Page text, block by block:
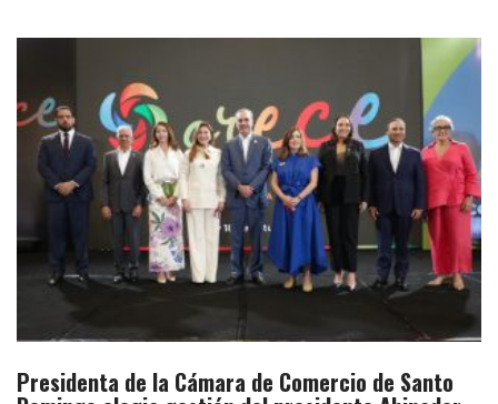
Presidenta de la Cámara de Comercio de Santo